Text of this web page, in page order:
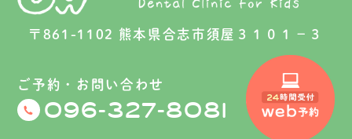
〒861-1102 熊本県合志市須屋３１０１−３
ご予約・お問い合わせ
096-327-8081